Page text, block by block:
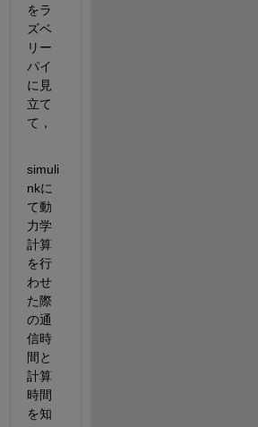
をラ
ズベ
リー
パイ
に見
立て
て，
simuli
nkに
て動
力学
計算
を行
わせ
た際
の通
信時
間と
計算
時間
を知